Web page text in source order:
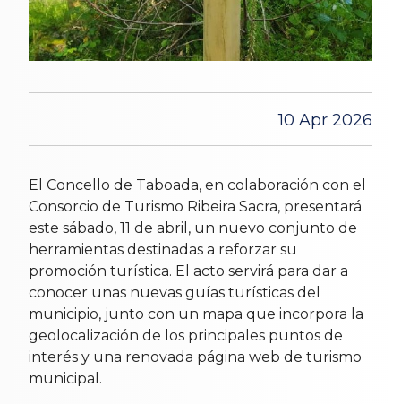
10 Apr 2026
El Concello de Taboada, en colaboración con el
Consorcio de Turismo Ribeira Sacra, presentará
este sábado, 11 de abril, un nuevo conjunto de
herramientas destinadas a reforzar su
promoción turística. El acto servirá para dar a
conocer unas nuevas guías turísticas del
municipio, junto con un mapa que incorpora la
geolocalización de los principales puntos de
interés y una renovada página web de turismo
municipal.